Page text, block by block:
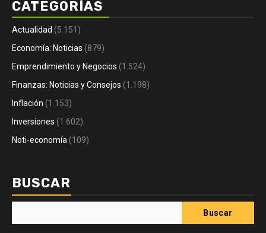
CATEGORÍAS
Actualidad (5.151)
Economía: Noticias (879)
Emprendimiento y Negocios (1.524)
Finanzas: Noticias y Consejos (1.198)
Inflación (1.153)
Inversiones (1.602)
Noti-economía (109)
BUSCAR
Buscar